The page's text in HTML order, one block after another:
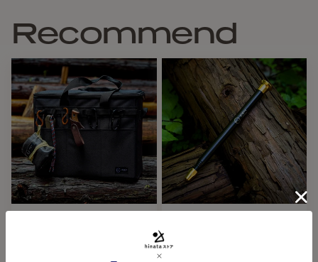
▼製品内容
１. 初心者からベテランまで自在に扱える形状
Recommend